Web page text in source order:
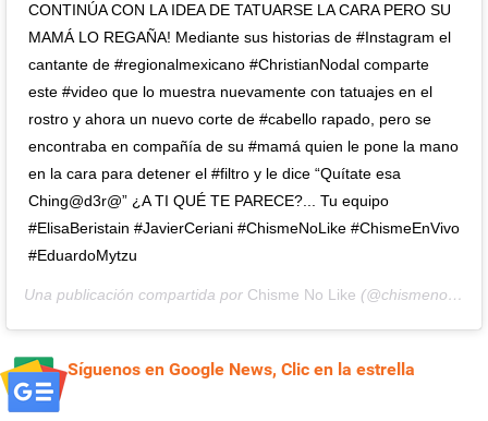
CONTINÚA CON LA IDEA DE TATUARSE LA CARA PERO SU
MAMÁ LO REGAÑA! Mediante sus historias de #Instagram el
cantante de #regionalmexicano #ChristianNodal comparte
este #video que lo muestra nuevamente con tatuajes en el
rostro y ahora un nuevo corte de #cabello rapado, pero se
encontraba en compañía de su #mamá quien le pone la mano
en la cara para detener el #filtro y le dice “Quítate esa
Ching@d3r@” ¿A TI QUÉ TE PARECE?... Tu equipo
#ElisaBeristain #JavierCeriani #ChismeNoLike #ChismeEnVivo
#EduardoMytzu
Una publicación compartida por Chisme No Like (@chismenolikeoficial) el
Síguenos en Google News, Clic en la estrella